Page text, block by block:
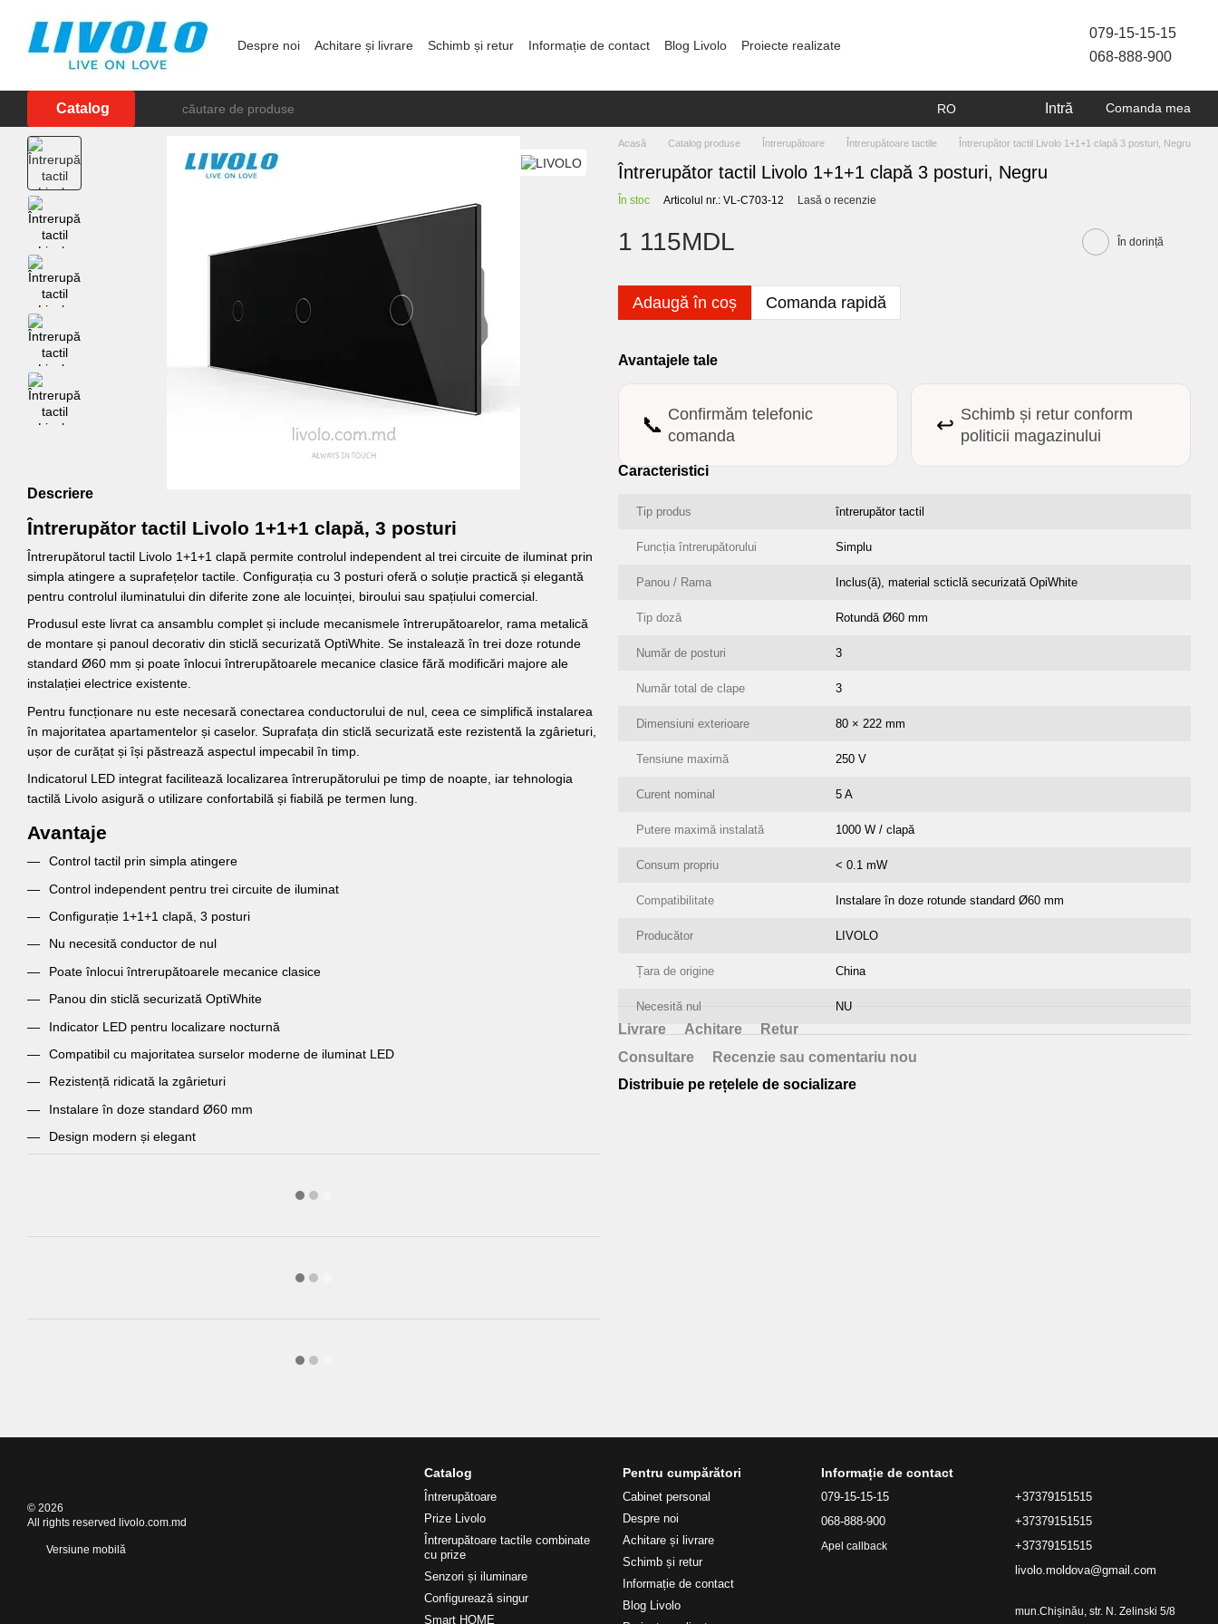
Despre noi Achitare și livrare Schimb și retur Informație de contact Blog Livolo
Proiecte realizate
079-15-15-15
068-888-900
Catalog RO Intră Comanda mea
Descriere
Întrerupător tactil Livolo 1+1+1 clapă, 3 posturi
Întrerupătorul tactil Livolo 1+1+1 clapă permite controlul independent al trei circuite de iluminat prin
simpla atingere a suprafețelor tactile. Configurația cu 3 posturi oferă o soluție practică și elegantă
pentru controlul iluminatului din diferite zone ale locuinței, biroului sau spațiului comercial.
Produsul este livrat ca ansamblu complet și include mecanismele întrerupătoarelor, rama metalică
de montare și panoul decorativ din sticlă securizată OptiWhite. Se instalează în trei doze rotunde
standard Ø60 mm și poate înlocui întrerupătoarele mecanice clasice fără modificări majore ale
instalației electrice existente.
Pentru funcționare nu este necesară conectarea conductorului de nul, ceea ce simplifică instalarea
în majoritatea apartamentelor și caselor. Suprafața din sticlă securizată este rezistentă la zgârieturi,
ușor de curățat și își păstrează aspectul impecabil în timp.
Indicatorul LED integrat facilitează localizarea întrerupătorului pe timp de noapte, iar tehnologia
tactilă Livolo asigură o utilizare confortabilă și fiabilă pe termen lung.
Avantaje
Control tactil prin simpla atingere
Control independent pentru trei circuite de iluminat
Configurație 1+1+1 clapă, 3 posturi
Nu necesită conductor de nul
Poate înlocui întrerupătoarele mecanice clasice
Panou din sticlă securizată OptiWhite
Indicator LED pentru localizare nocturnă
Compatibil cu majoritatea surselor moderne de iluminat LED
Rezistență ridicată la zgârieturi
Instalare în doze standard Ø60 mm
Design modern și elegant
Acasă Catalog produse Întrerupătoare Întrerupătoare tactile Întrerupător tactil Livolo 1+1+1 clapă 3 posturi, Negru
Întrerupător tactil Livolo 1+1+1 clapă 3 posturi, Negru
În stoc Articolul nr.: VL-C703-12 Lasă o recenzie
1 115MDL În dorință
Adaugă în coș Comanda rapidă
Avantajele tale
📞 Confirmăm telefonic
comanda
↩️ Schimb și retur conform
politicii magazinului
Caracteristici
Tip produs întrerupător tactil
Funcția întrerupătorului Simplu
Panou / Rama Inclus(ă), material scticlă securizată OpiWhite
Tip doză Rotundă Ø60 mm
Număr de posturi 3
Număr total de clape 3
Dimensiuni exterioare 80 × 222 mm
Tensiune maximă 250 V
Curent nominal 5 A
Putere maximă instalată 1000 W / clapă
Consum propriu < 0.1 mW
Compatibilitate Instalare în doze rotunde standard Ø60 mm
Producător LIVOLO
Țara de origine China
Necesită nul NU
Livrare Achitare
Retur
Consultare
Recenzie sau comentariu nou
Distribuie pe rețelele de socializare
© 2026
All rights reserved livolo.com.md
Versiune mobilă
Catalog
Întrerupătoare
Prize Livolo
Întrerupătoare tactile combinate
cu prize
Senzori și iluminare
Configurează singur
Smart HOME
Pentru cumpărători
Cabinet personal
Despre noi
Achitare și livrare
Schimb și retur
Informație de contact
Blog Livolo
Informație de contact
079-15-15-15
068-888-900
Apel callback
+37379151515
+37379151515
+37379151515
livolo.moldova@gmail.com
mun.Chișinău, str. N. Zelinski 5/8